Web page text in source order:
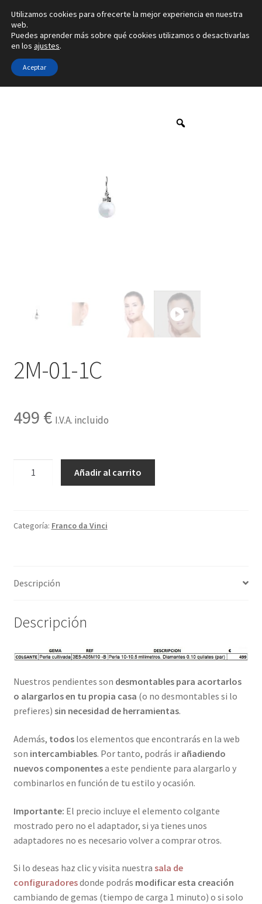
Ir
a
la
navegación
Ir
al
contenido
Inicio
Inicio Marca
2M-01-1C
499 € I.V.A. incluido
Añadir al carrito
Categoría: Franco da Vinci
Descripción
Descripción
Nuestros pendientes son desmontables para acortarlos
o alargarlos en tu propia casa (o no desmontables si lo
prefieres) sin necesidad de herramientas.
Además, todoslos elementos que encontrarás en la web
son intercambiables. Por tanto, podrás ir añadiendo
nuevos componentesa este pendiente para alargarlo y
combinarlos en función de tu estilo y ocasión.
Importante: El precio incluye el elemento colgante
mostrado pero no el adaptador, si ya tienes unos
adaptadores no es necesario volver a comprar otros.
Si lo deseas haz clic y visita nuestra sala de
configuradoresdonde podrás modificar esta creación
cambiando de gemas (tiempo de carga 1 minuto) o si solo
Utilizamos cookies para ofrecerte la mejor experiencia en nuestra
web.
Puedes aprender más sobre qué cookies utilizamos o desactivarlas
en los ajustes.
Aceptar